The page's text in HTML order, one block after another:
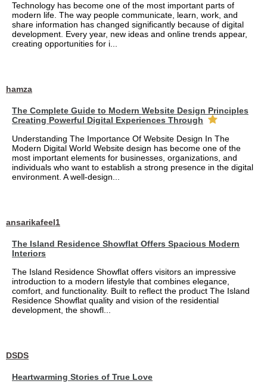
Technology has become one of the most important parts of
modern life. The way people communicate, learn, work, and
share information has changed significantly because of digital
development. Every year, new ideas and online trends appear,
creating opportunities for i...
hamza
The Complete Guide to Modern Website Design Principles
Creating Powerful Digital Experiences Through
Understanding The Importance Of Website Design In The
Modern Digital World Website design has become one of the
most important elements for businesses, organizations, and
individuals who want to establish a strong presence in the digital
environment. A well-design...
ansarikafeel1
The Island Residence Showflat Offers Spacious Modern
Interiors
The Island Residence Showflat offers visitors an impressive
introduction to a modern lifestyle that combines elegance,
comfort, and functionality. Built to reflect the product The Island
Residence Showflat quality and vision of the residential
development, the showfl...
DSDS
Heartwarming Stories of True Love